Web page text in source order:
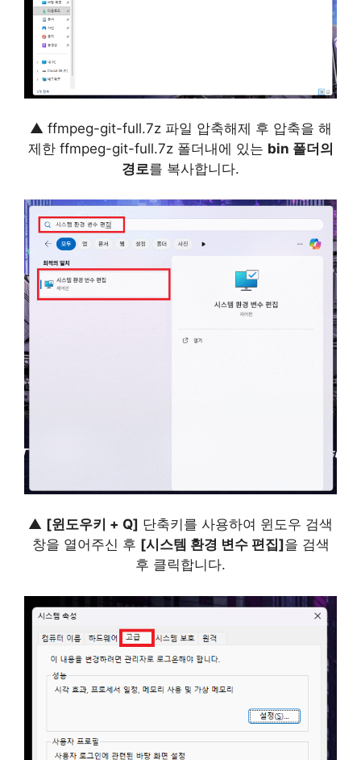
▲ ffmpeg-git-full.7z 파일 압축해제 후 압축을 해
제한 ffmpeg-git-full.7z 폴더내에 있는 bin 폴더의
경로를 복사합니다.
▲ [윈도우키 + Q] 단축키를 사용하여 윈도우 검색
창을 열어주신 후 [시스템 환경 변수 편집]을 검색
후 클릭합니다.